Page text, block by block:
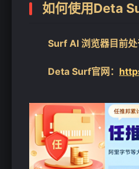
如何使用Deta
Surf AI 浏览器目前处
Deta Surf官网：